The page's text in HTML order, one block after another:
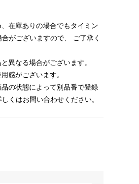
在庫ありの場合でもタイミン
がございますので、 ご了承く
異なる場合がございます。
感がございます。
の状態によって別品番で登録
くはお問い合わせください。